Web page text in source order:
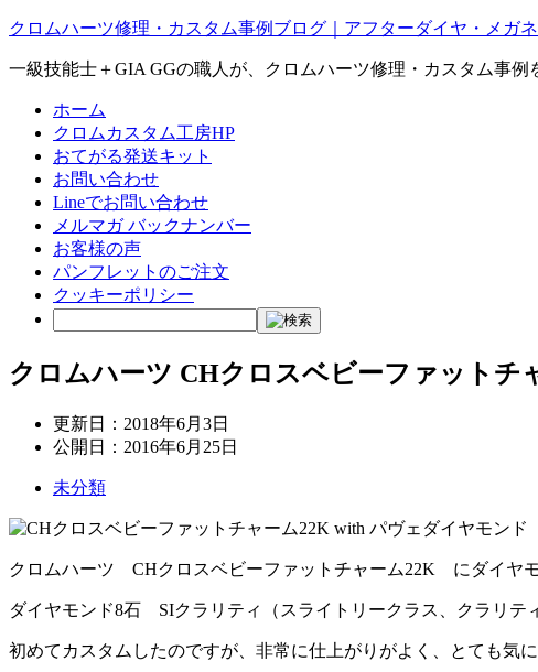
クロムハーツ修理・カスタム事例ブログ｜アフターダイヤ・メガ
一級技能士＋GIA GGの職人が、クロムハーツ修理・カスタム事
ホーム
クロムカスタム工房HP
おてがる発送キット
お問い合わせ
Lineでお問い合わせ
メルマガ バックナンバー
お客様の声
パンフレットのご注文
クッキーポリシー
クロムハーツ CHクロスベビーファットチ
更新日： 2018年6月3日
公開日： 2016年6月25日
未分類
クロムハーツ CHクロスベビーファットチャーム22K にダイヤモ
ダイヤモンド8石 SIクラリティ（スライトリークラス、クラリテ
初めてカスタムしたのですが、非常に仕上がりがよく、とても気に